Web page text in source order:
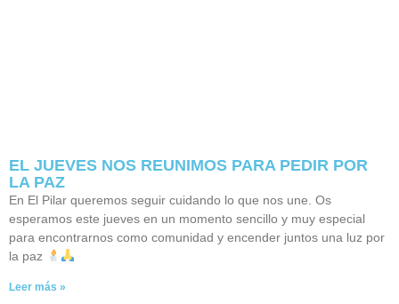
EL JUEVES NOS REUNIMOS PARA PEDIR POR
LA PAZ
En El Pilar queremos seguir cuidando lo que nos une. Os
esperamos este jueves en un momento sencillo y muy especial
para encontrarnos como comunidad y encender juntos una luz por
la paz
Leer más »